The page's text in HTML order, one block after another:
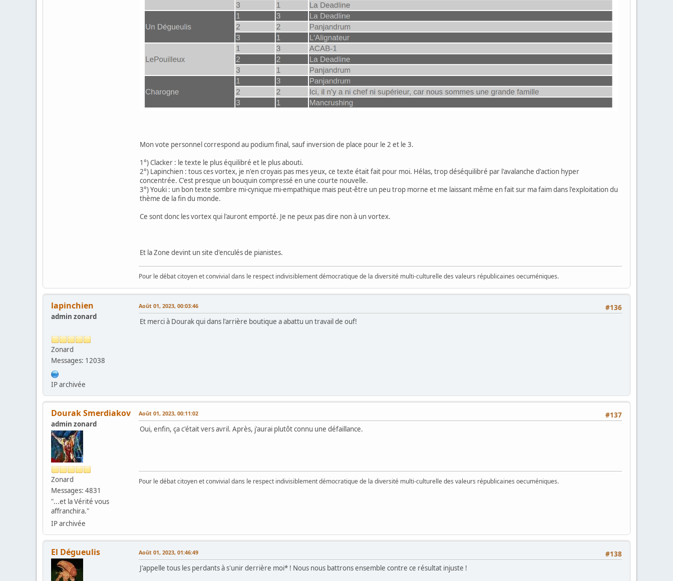
Mon vote personnel correspond au podium final, sauf inversion de place pour le 2 et le 3.
1°) Clacker : le texte le plus équilibré et le plus abouti.
2°) Lapinchien : tous ces vortex, je n'en croyais pas mes yeux, ce texte était fait pour moi. Hélas, trop déséquilibré par l'avalanche d'action hyper
concentrée. C'est presque un bouquin compressé en une courte nouvelle.
3°) Youki : un bon texte sombre mi-cynique mi-empathique mais peut-être un peu trop morne et me laissant même en fait sur ma faim dans l'exploitation du
thème de la fin du monde.
Ce sont donc les vortex qui l'auront emporté. Je ne peux pas dire non à un vortex.
Et la Zone devint un site d'enculés de pianistes.
Pour le débat citoyen et convivial dans le respect indivisiblement démocratique de la diversité multi-culturelle des valeurs républicaines oecuméniques.
lapinchien
admin zonard
Zonard
Messages: 12038
IP archivée
#136
Août 01, 2023, 00:03:46
Et merci à Dourak qui dans l'arrière boutique a abattu un travail de ouf!
Dourak Smerdiakov
admin zonard
Zonard
Messages: 4831
"...et la Vérité vous
affranchira."
IP archivée
#137
Août 01, 2023, 00:11:02
Oui, enfin, ça c'était vers avril. Après, j'aurai plutôt connu une défaillance.
Pour le débat citoyen et convivial dans le respect indivisiblement démocratique de la diversité multi-culturelle des valeurs républicaines oecuméniques.
El Dégueulis #138
Août 01, 2023, 01:46:49
J'appelle tous les perdants à s'unir derrière moi* ! Nous nous battrons ensemble contre ce résultat injuste !